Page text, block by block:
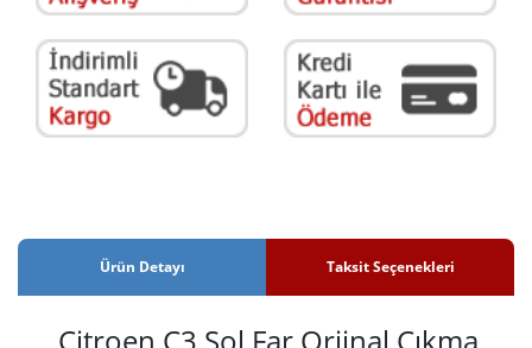
Ürün Detayı Taksit Seçenekleri
Citroen C3 Sol Far Orjinal Çıkma